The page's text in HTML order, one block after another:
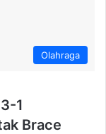
Olahraga
1
Brace